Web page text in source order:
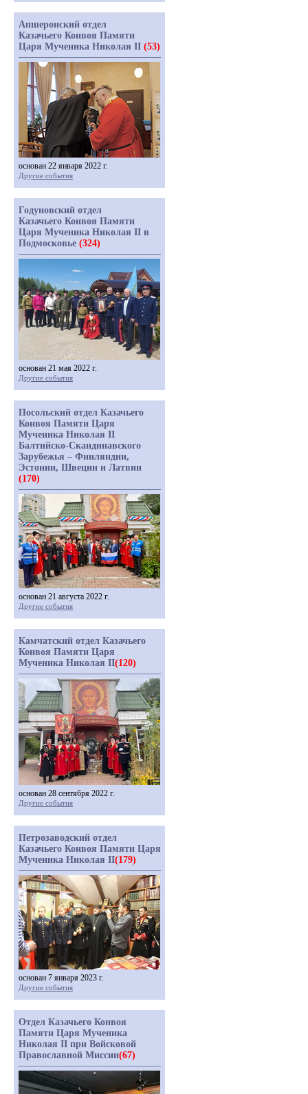
Апшеронский отдел
Казачьего Конвоя Памяти
Царя Мученика Николая II (53)
основан 22 января 2022 г.
Другие события
Годуновский отдел
Казачьего Конвоя Памяти
Царя Мученика Николая II в
Подмосковье (324)
основан 21 мая 2022 г.
Другие события
Посольский отдел Казачьего
Конвоя Памяти Царя
Мученика Николая II
Балтийско-Скандинавского
Зарубежья – Финляндии,
Эстонии, Швеции и Латвии
(170)
основан 21 августа 2022 г.
Другие события
Камчатский отдел Казачьего
Конвоя Памяти Царя
Мученика Николая II(120)
основан 28 сентября 2022 г.
Другие события
Петрозаводский отдел
Казачьего Конвоя Памяти Царя
Мученика Николая II(179)
основан 7 января 2023 г.
Другие события
Отдел Казачьего Конвоя
Памяти Царя Мученика
Николая II при Войсковой
Православной Миссии(67)